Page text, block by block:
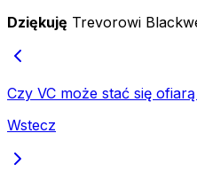
Dziękuję Trevorowi
Czy VC może stać się
Wstecz